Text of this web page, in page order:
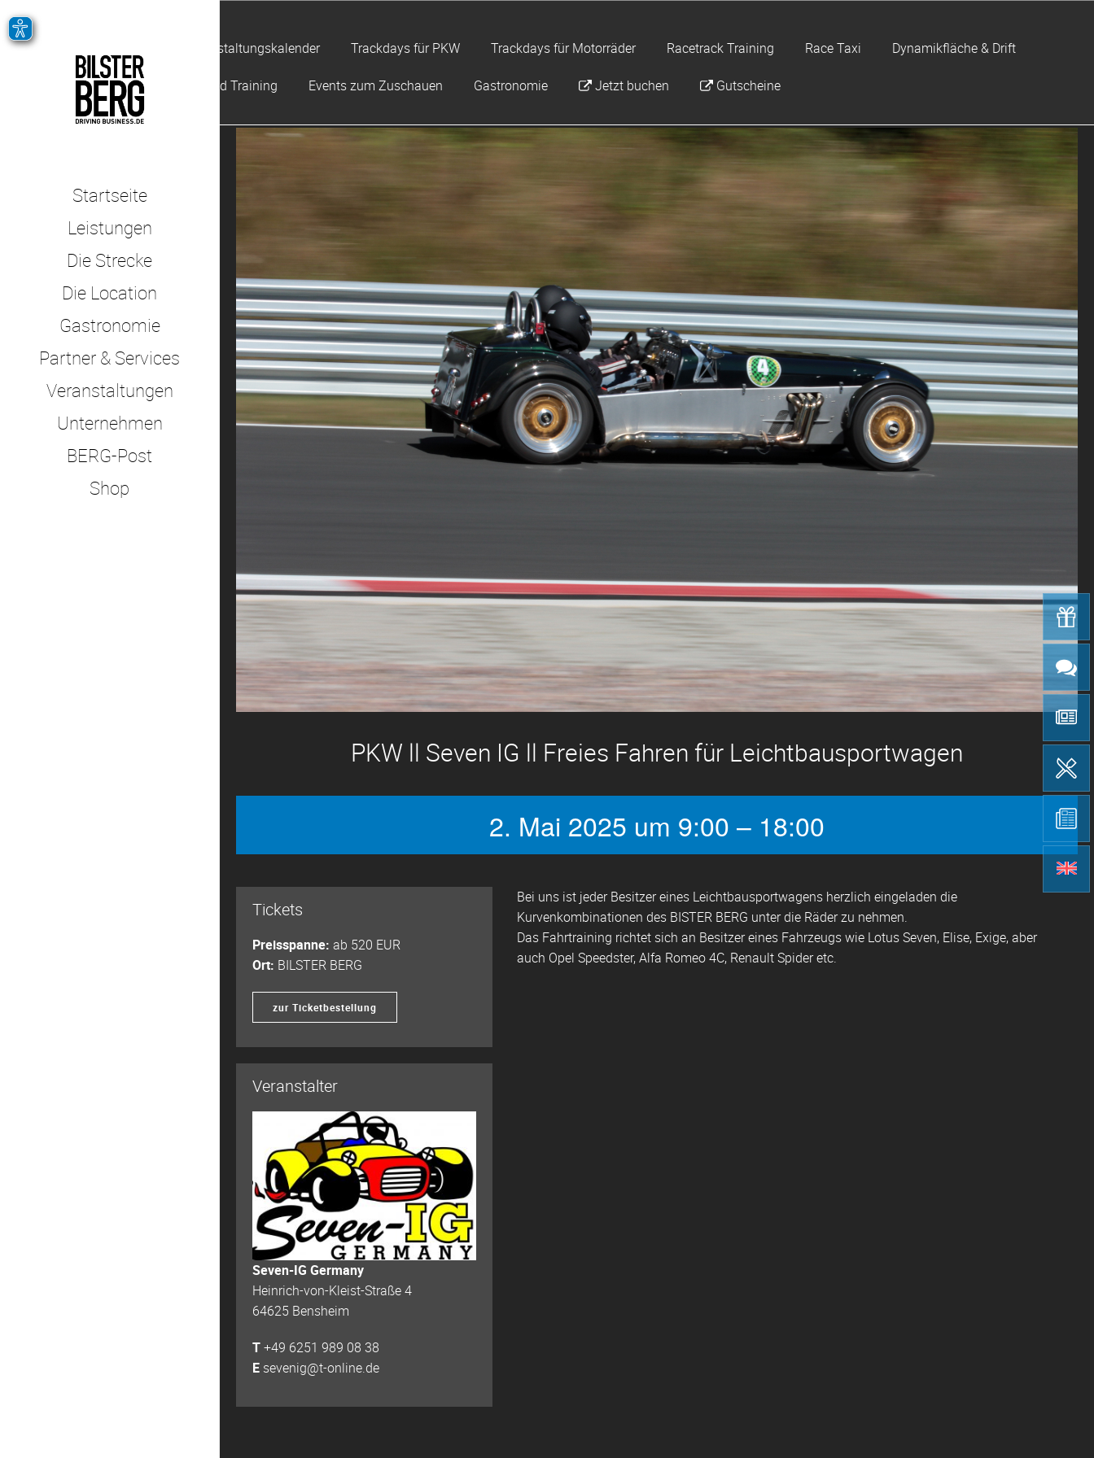
Startseite
Leistungen
Die Strecke
Die Location
Gastronomie
Partner & Services
Veranstaltungen
Unternehmen
BERG-Post
Shop
Veranstaltungskalender Trackdays für PKW Trackdays für Motorräder Racetrack Training Race Taxi Dynamikfläche & Drift
Offroad Training Events zum Zuschauen Gastronomie Jetzt buchen Gutscheine
PKW ll Seven IG ll Freies Fahren für Leichtbausportwagen
2. Mai 2025 um 9:00 – 18:00
Tickets
Preisspanne: ab 520 EUR
Ort: BILSTER BERG
zur Ticketbestellung
Veranstalter
Seven-IG Germany
Heinrich-von-Kleist-Straße 4
64625 Bensheim
T+49 6251 989 08 38
E sevenig@t-online.de
Bei uns ist jeder Besitzer eines Leichtbausportwagens herzlich eingeladen die
Kurvenkombinationen des BISTER BERG unter die Räder zu nehmen.
Das Fahrtraining richtet sich an Besitzer eines Fahrzeugs wie Lotus Seven, Elise, Exige, aber
auch Opel Speedster, Alfa Romeo 4C, Renault Spider etc.